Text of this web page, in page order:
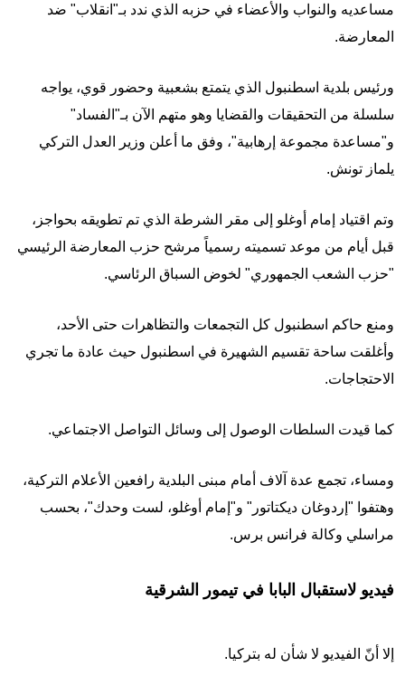
مساعديه والنواب والأعضاء في حزبه الذي ندد بـ"انقلاب" ضد
المعارضة.
ورئيس بلدية اسطنبول الذي يتمتع بشعبية وحضور قوي، يواجه
سلسلة من التحقيقات والقضايا وهو متهم الآن بـ"الفساد"
و"مساعدة مجموعة إرهابية"، وفق ما أعلن وزير العدل التركي
يلماز تونش.
وتم اقتياد إمام أوغلو إلى مقر الشرطة الذي تم تطويقه بحواجز،
قبل أيام من موعد تسميته رسمياً مرشح حزب المعارضة الرئيسي
"حزب الشعب الجمهوري" لخوض السباق الرئاسي.
ومنع حاكم اسطنبول كل التجمعات والتظاهرات حتى الأحد،
وأغلقت ساحة تقسيم الشهيرة في اسطنبول حيث عادة ما تجري
الاحتجاجات.
كما قيدت السلطات الوصول إلى وسائل التواصل الاجتماعي.
ومساء، تجمع عدة آلاف أمام مبنى البلدية رافعين الأعلام التركية،
وهتفوا "إردوغان ديكتاتور" و"إمام أوغلو، لست وحدك"، بحسب
مراسلي وكالة فرانس برس.
فيديو لاستقبال البابا في تيمور الشرقية
إلا أنّ الفيديو لا شأن له بتركيا.